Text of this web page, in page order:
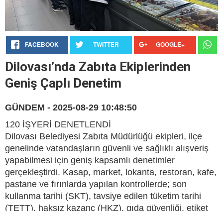
FACEBOOK TWITTER GOOGLE+
Dilovası’nda Zabıta Ekiplerinden
Geniş Çaplı Denetim
GÜNDEM - 2025-08-29 10:48:50
120 İŞYERİ DENETLENDİ
Dilovası Belediyesi Zabıta Müdürlüğü ekipleri, ilçe
genelinde vatandaşların güvenli ve sağlıklı alışveriş
yapabilmesi için geniş kapsamlı denetimler
gerçekleştirdi. Kasap, market, lokanta, restoran, kafe,
pastane ve fırınlarda yapılan kontrollerde; son
kullanma tarihi (SKT), tavsiye edilen tüketim tarihi
(TETT), haksız kazanç (HKZ), gıda güvenliği, etiket